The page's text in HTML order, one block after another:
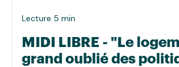
Lecture 5 min
MIDI LIBRE - "Le
grand oublié des